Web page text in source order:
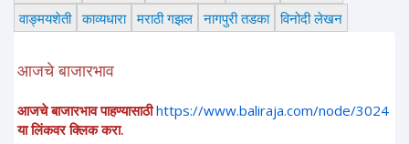
वाङ्मयशेती काव्यधारा मराठी गझल नागपुरी तडका विनोदी लेखन
आजचे बाजारभाव
आजचे बाजारभाव पाहण्यासाठी https://www.baliraja.com/node/3024
या लिंकवर क्लिक करा.